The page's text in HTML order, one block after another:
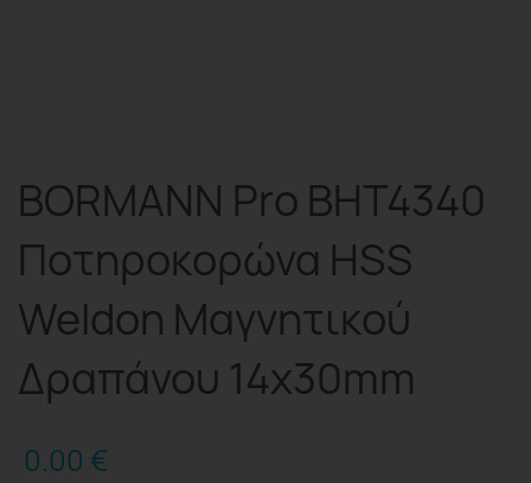
BORMANN Pro BHT4340
Ποτηροκορώνα HSS
Weldon Μαγνητικού
Δραπάνου 14x30mm
0.00 €